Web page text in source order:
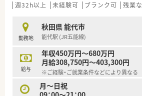
■処方箋に基づいた調剤業務や服薬指
監査、OTC医薬品の販売など薬剤師と
す。
■ドラッグストア併設店として地域の
応じ、セルフメディケーションの推進
ます。
■漢方薬の取り扱いにも注力している
は触れる機会の少ない多種多様な漢方
です。
週32h以上 未経験可 ブランク可 残業
勤務地
秋田県 能代市
能代駅 (JR五能線)
給与
年収450万円～680万円
月給308,750円～403,300円
※ご経験・ご就業条件などにより異なる
月～日祝